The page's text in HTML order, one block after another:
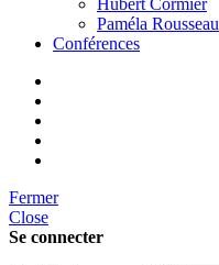
Hubert Cormier
Paméla Rousseau
Conférences
Fermer
Close
Se connecter